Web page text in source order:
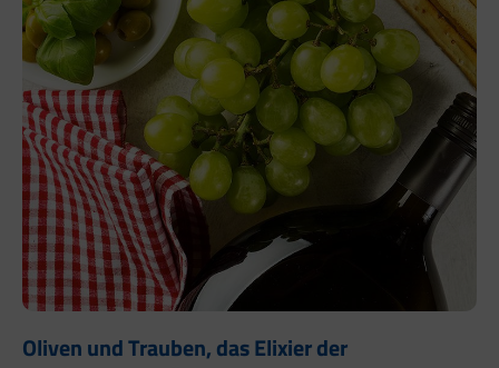
Oliven und Trauben, das Elixier der